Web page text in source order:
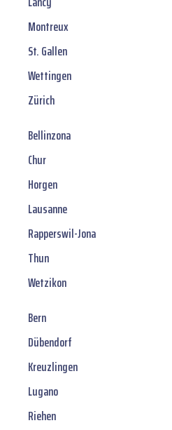
Montreux
St. Gallen
Wettingen
Zürich
Bellinzona
Chur
Horgen
Lausanne
Rapperswil-Jona
Thun
Wetzikon
Bern
Dübendorf
Kreuzlingen
Lugano
Riehen